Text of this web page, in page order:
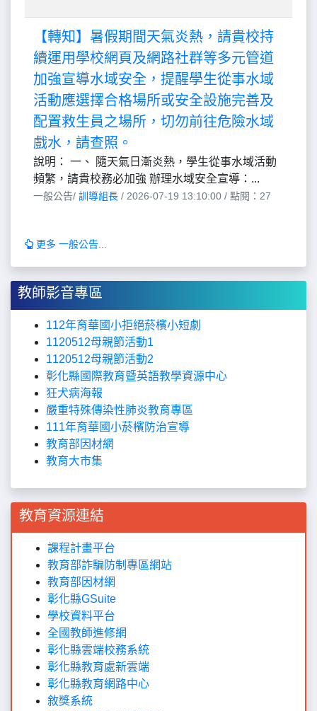
【轉知】暑假期間天氣炎熱，請貴校持
續運用學校網頁及網路社群等多元管道
加強宣導水域安全，提醒學生從事水域
活動應選擇合格場所或安全設施完善及
配置救生員之場所，切勿前往危險水域
戲水，請查照。
說明： 一、 隨天氣日漸炎熱，學生從事水域活動
頻繁，請貴校務必加強 辦理水域安全宣導：...
一般公告/ 訓導組長 / 2026-07-19 13:10:00 / 點閱：27
更多 一般公告...
教師影音專區
112年育華國小拒絕菸檳小短劇
1120512母親節活動1
1120512母親節活動2
彰化縣國際教育暨英語教學資源中心
狂犬病海報
嚴重特殊傳染性肺炎教育專區
111年育華國小菸檳防治宣導
教育部因材網
教育大市集
教育資源連結
課程計畫平台
教育部詐騙防制專區網站
教育部因材網
彰化縣GSuite
學校資料平台
全國教師進修網
彰化縣雲端校務系統
彰化縣教育處新雲端
彰化縣教育網路中心
敘獎系統